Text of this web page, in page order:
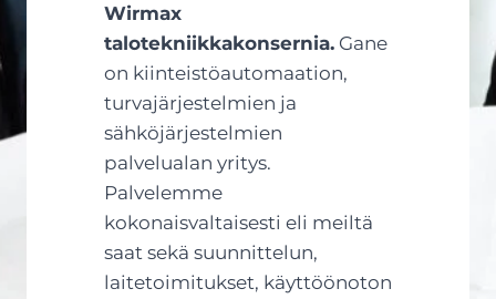
Wirmax
talotekniikkakonsernia. Gane
on kiinteistöautomaation,
turvajärjestelmien ja
sähköjärjestelmien
palvelualan yritys.
Palvelemme
kokonaisvaltaisesti eli meiltä
saat sekä suunnittelun,
laitetoimitukset, käyttöönoton